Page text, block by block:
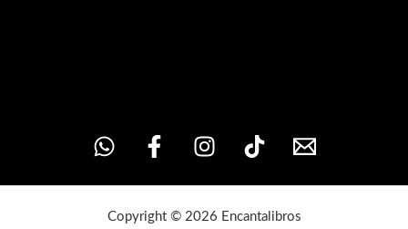
Copyright © 2026 Encantalibros